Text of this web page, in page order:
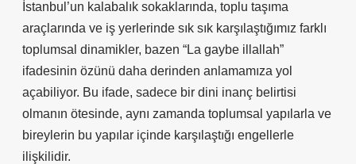
İstanbul’un kalabalık sokaklarında, toplu taşıma
araçlarında ve iş yerlerinde sık sık karşılaştığımız farklı
toplumsal dinamikler, bazen “La gaybe illallah”
ifadesinin özünü daha derinden anlamamıza yol
açabiliyor. Bu ifade, sadece bir dini inanç belirtisi
olmanın ötesinde, aynı zamanda toplumsal yapılarla ve
bireylerin bu yapılar içinde karşılaştığı engellerle
ilişkilidir.